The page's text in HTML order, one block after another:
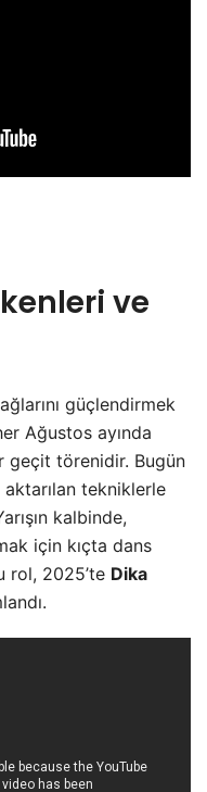
ve
güçlendirmek
Ağustos ayında
geçit törenidir. Bugün
tekniklerle
kalbinde,
için kıçta dans
rol, 2025’te Dika